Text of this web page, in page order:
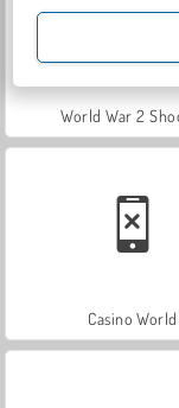
World War 2
Casino World